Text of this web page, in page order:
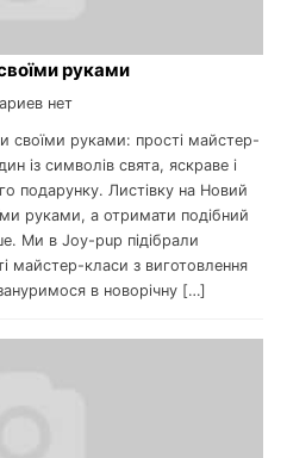
руками
нет
своїми руками: прості майстер-
із символів свята, яскраве і
подарунку. Листівку на Новий
руками, а отримати подібний
Ми в Joy-pup підібрали
майстер-класи з виготовлення
в новорічну […]